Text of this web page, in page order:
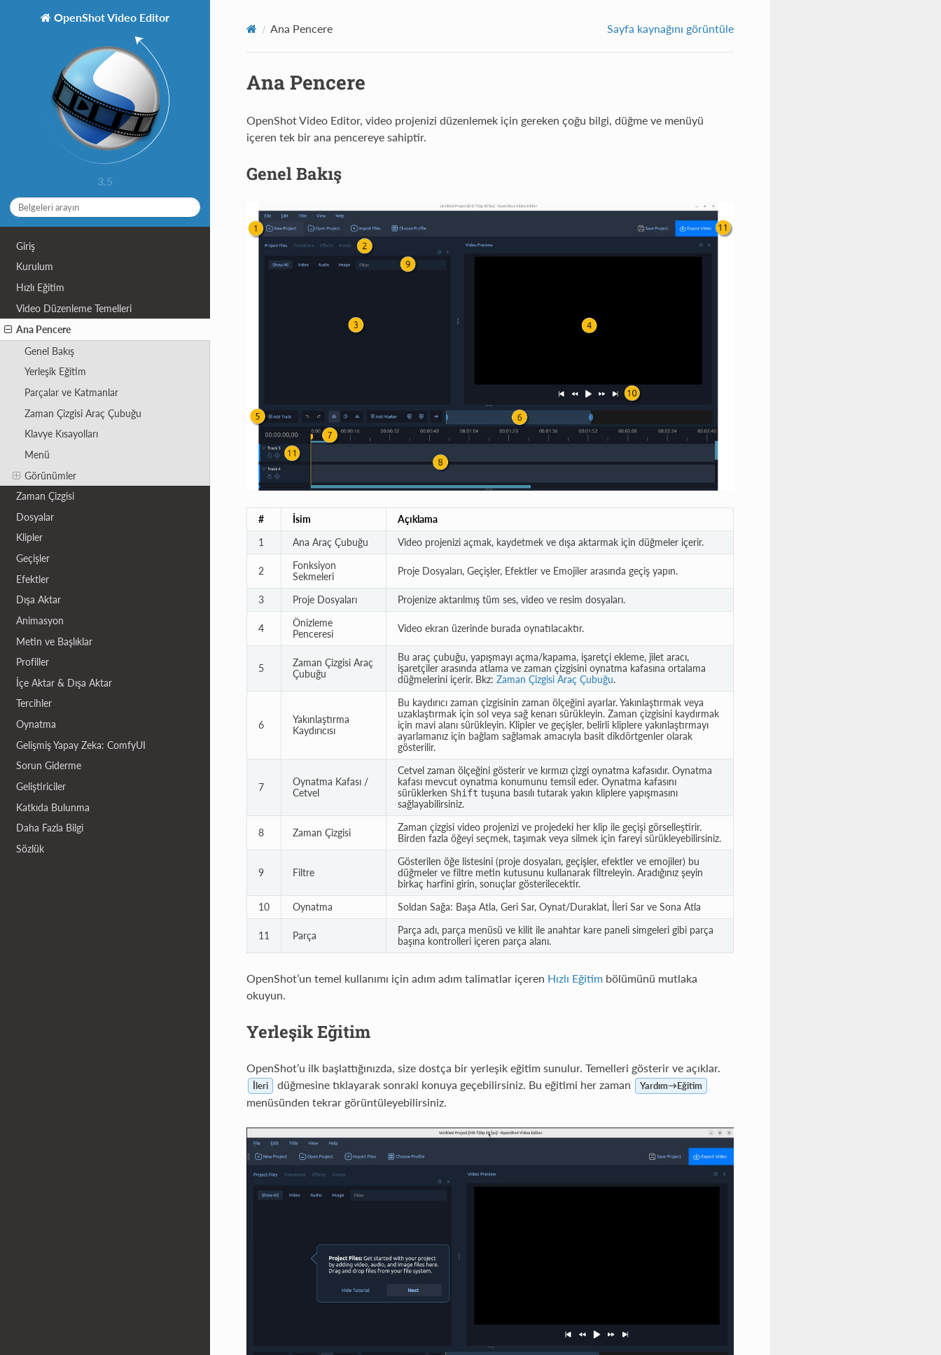
OpenShot Video Editor
3.5
Giriş
Kurulum
Hızlı Eğitim
Video Düzenleme Temelleri
Ana Pencere
Genel Bakış
Yerleşik Eğitim
Parçalar ve Katmanlar
Zaman Çizgisi Araç Çubuğu
Klavye Kısayolları
Menü
Görünümler
Zaman Çizgisi
Dosyalar
Klipler
Geçişler
Efektler
Dışa Aktar
Animasyon
Metin ve Başlıklar
Profiller
İçe Aktar & Dışa Aktar
Tercihler
Oynatma
Gelişmiş Yapay Zeka: ComfyUI
Sorun Giderme
Geliştiriciler
Katkıda Bulunma
Daha Fazla Bilgi
Sözlük
Ana Pencere Sayfa kaynağını görüntüle
Ana Pencere
OpenShot Video Editor, video projenizi düzenlemek için gereken çoğu bilgi, düğme ve menüyü
içeren tek bir ana pencereye sahiptir.
Genel Bakış
# İsim
Açıklama
1
Ana Araç Çubuğu Video projenizi açmak, kaydetmek ve dışa aktarmak için düğmeler içerir.
2
Fonksiyon
Sekmeleri
Proje Dosyaları, Geçişler, Efektler ve Emojiler arasında geçiş yapın.
3 Proje Dosyaları Projenize aktarılmış tüm ses, video ve resim dosyaları.
4
Önizleme
Penceresi
Video ekran üzerinde burada oynatılacaktır.
5
Zaman Çizgisi Araç
Çubuğu
Bu araç çubuğu, yapışmayı açma/kapama, işaretçi ekleme, jilet aracı,
işaretçiler arasında atlama ve zaman çizgisini oynatma kafasına ortalama
düğmelerini içerir. Bkz: Zaman Çizgisi Araç Çubuğu.
6
Yakınlaştırma
Kaydırıcısı
Bu kaydırıcı zaman çizgisinin zaman ölçeğini ayarlar. Yakınlaştırmak veya
uzaklaştırmak için sol veya sağ kenarı sürükleyin. Zaman çizgisini kaydırmak
için mavi alanı sürükleyin. Klipler ve geçişler, belirli kliplere yakınlaştırmayı
ayarlamanız için bağlam sağlamak amacıyla basit dikdörtgenler olarak
gösterilir.
7
Oynatma Kafası /
Cetvel
Cetvel zaman ölçeğini gösterir ve kırmızı çizgi oynatma kafasıdır. Oynatma
kafası mevcut oynatma konumunu temsil eder. Oynatma kafasını
sürüklerken Shift tuşuna basılı tutarak yakın kliplere yapışmasını
sağlayabilirsiniz.
8 Zaman Çizgisi
Zaman çizgisi video projenizi ve projedeki her klip ile geçişi görselleştirir.
Birden fazla öğeyi seçmek, taşımak veya silmek için fareyi sürükleyebilirsiniz.
9 Filtre
Gösterilen öğe listesini (proje dosyaları, geçişler, efektler ve emojiler) bu
düğmeler ve filtre metin kutusunu kullanarak filtreleyin. Aradığınız şeyin
birkaç harfini girin, sonuçlar gösterilecektir.
10
Oynatma Soldan Sağa: Başa Atla, Geri Sar, Oynat/Duraklat, İleri Sar ve Sona Atla
11 Parça
Parça adı, parça menüsü ve kilit ile anahtar kare paneli simgeleri gibi parça
başına kontrolleri içeren parça alanı.
OpenShot’un temel kullanımı için adım adım talimatlar içeren Hızlı Eğitimbölümünü mutlaka
okuyun.
Yerleşik Eğitim
OpenShot’u ilk başlattığınızda, size dostça bir yerleşik eğitim sunulur. Temelleri gösterir ve açıklar.
İleri düğmesine tıklayarak sonraki konuya geçebilirsiniz. Bu eğitimi her zaman Yardım→Eğitim
menüsünden tekrar görüntüleyebilirsiniz.